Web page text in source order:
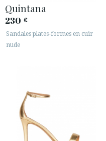
Quintana
230 €
Sandales plates-formes en cuir
nude